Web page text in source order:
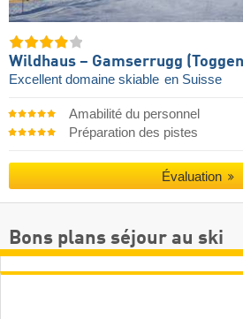
Wildhaus – Gamserrugg
Excellent domaine skiable en Suisse
Amabilité du personnel
Préparation des pistes
Évaluation
Bons plans séjour au ski